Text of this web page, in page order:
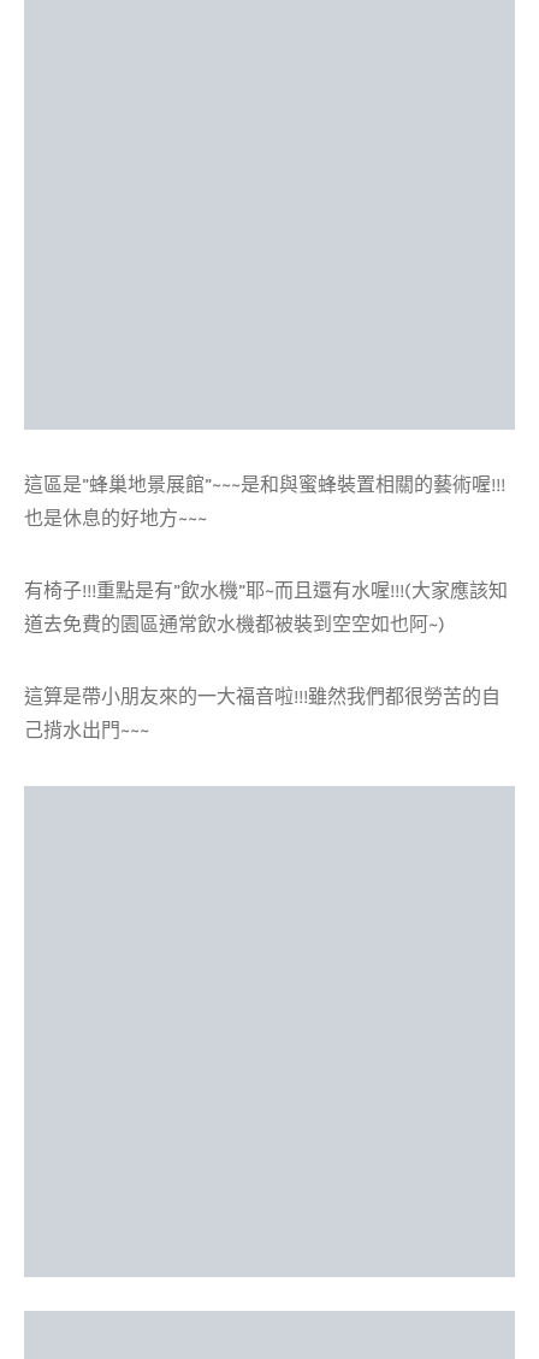
這區是”蜂巢地景展館”~~~是和與蜜蜂裝置相關的藝術喔!!!
也是休息的好地方~~~
有椅子!!!重點是有”飲水機”耶~而且還有水喔!!!(大家應該知
道去免費的園區通常飲水機都被裝到空空如也阿~)
這算是帶小朋友來的一大福音啦!!!雖然我們都很勞苦的自
己揹水出門~~~